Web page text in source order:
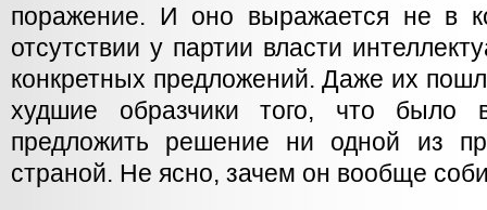
поражение. И оно выражается не в
отсутствии у партии власти
конкретных предложений. Даже их
худшие образчики того, что
предложить решение ни одной из
страной. Не ясно, зачем он вообще